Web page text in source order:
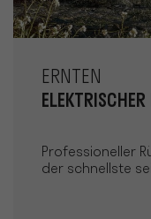
ERNTEN
Professioneller
der schnellste